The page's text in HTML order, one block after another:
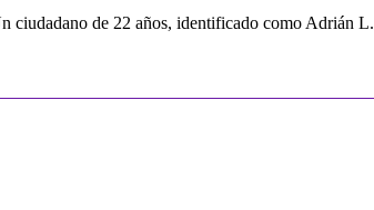
ciudadano de 22 años, identificado como Adrián